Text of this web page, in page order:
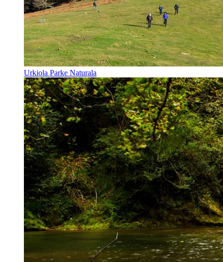
Urkiola Parke Naturala